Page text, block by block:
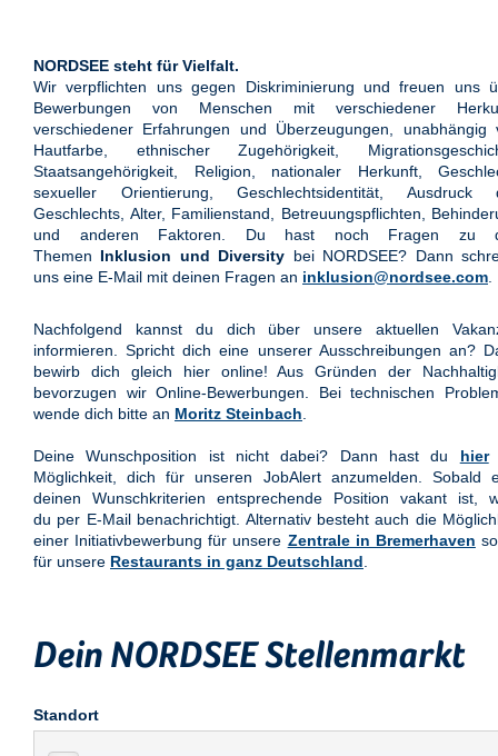
NORDSEE steht für Vielfalt.
Wir verpflichten uns gegen Diskriminierung und freuen uns
Bewerbungen von Menschen mit verschiedener
verschiedener Erfahrungen und Überzeugungen, unabhängig
Hautfarbe, ethnischer Zugehörigkeit,
Staatsangehörigkeit, Religion, nationaler Herkunft,
sexueller Orientierung, Geschlechtsidentität, Ausdruck
Geschlechts, Alter, Familienstand, Betreuungspflichten,
und anderen Faktoren. Du hast noch Fragen zu
Themen Inklusion und Diversity bei NORDSEE? Dann
uns eine E-Mail mit deinen Fragen an inklusion@nordsee.com
Nachfolgend kannst du dich über unsere aktuellen
informieren. Spricht dich eine unserer Ausschreibungen an?
bewirb dich gleich hier online! Aus Gründen der
bevorzugen wir Online-Bewerbungen. Bei technischen
wende dich bitte an Moritz Steinbach
Deine Wunschposition ist nicht dabei? Dann hast du hier
Möglichkeit, dich für unseren JobAlert anzumelden. Sobald
deinen Wunschkriterien entsprechende Position vakant ist,
du per E-Mail benachrichtigt. Alternativ besteht auch die
einer Initiativbewerbung für unsere Zentrale in Bremerhaven
für unsere Restaurants in ganz Deutschland
Dein NORDSEE Stellenmarkt
Standort